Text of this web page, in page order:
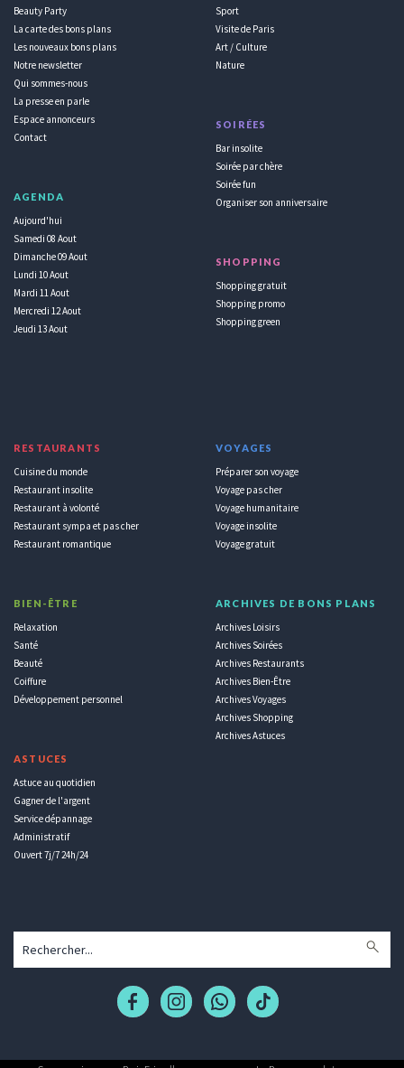
Beauty Party
La carte des bons plans
Les nouveaux bons plans
Notre newsletter
Qui sommes-nous
La presse en parle
Espace annonceurs
Contact
AGENDA
Aujourd'hui
Samedi 08 Aout
Dimanche 09 Aout
Lundi 10 Aout
Mardi 11 Aout
Mercredi 12 Aout
Jeudi 13 Aout
Sport
Visite de Paris
Art / Culture
Nature
SOIRÉES
Bar insolite
Soirée par chère
Soirée fun
Organiser son anniversaire
SHOPPING
Shopping gratuit
Shopping promo
Shopping green
RESTAURANTS
Cuisine du monde
Restaurant insolite
Restaurant à volonté
Restaurant sympa et pas cher
Restaurant romantique
BIEN-ÊTRE
Relaxation
Santé
Beauté
Coiffure
Développement personnel
ASTUCES
Astuce au quotidien
Gagner de l'argent
Service dépannage
Administratif
Ouvert 7j/7 24h/24
VOYAGES
Préparer son voyage
Voyage pas cher
Voyage humanitaire
Voyage insolite
Voyage gratuit
ARCHIVES DE BONS PLANS
Archives Loisirs
Archives Soirées
Archives Restaurants
Archives Bien-Être
Archives Voyages
Archives Shopping
Archives Astuces